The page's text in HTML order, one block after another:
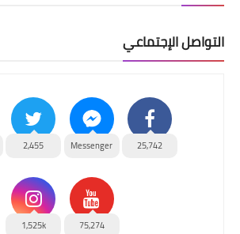
التواصل الإجتماعي
25,742
Messenger
2,455
75,274
1,525k